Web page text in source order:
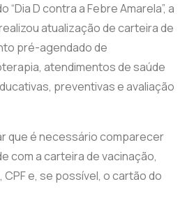
“Dia D contra a Febre Amarela”, a
atualização de carteira de
pré-agendado de
atendimentos de saúde
preventivas e avaliação
que é necessário comparecer
com a carteira de vacinação,
e, se possível, o cartão do